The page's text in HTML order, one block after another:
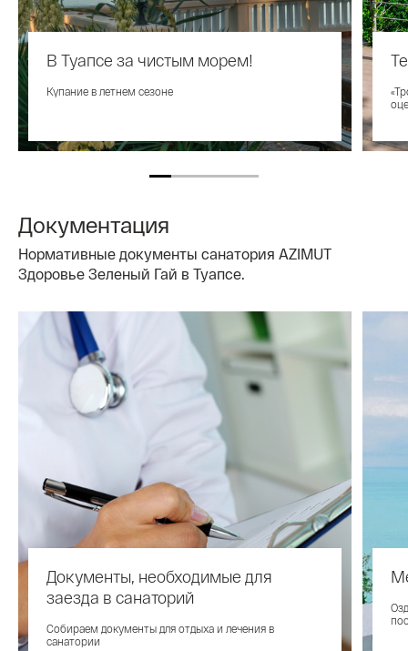
В Туапсе за чистым морем!
Купание в летнем сезоне
Документация
Нормативные документы санатория AZIMUT
Здоровье Зеленый Гай в Туапсе.
Документы, необходимые для
заезда в санаторий
Собираем документы для отдыха и лечения в
санатории